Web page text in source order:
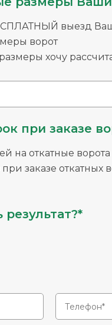
выезд
ворот
хочу
при заказе
на откатные ворота
заказе откатных
результат?*